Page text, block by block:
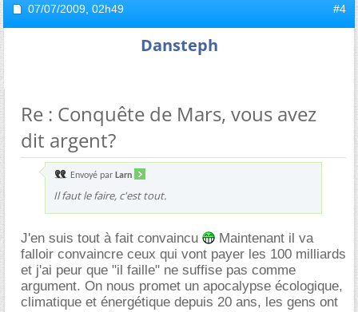
07/07/2009, 02h49 #4
Dansteph
Re : Conquête de Mars, vous avez
dit argent?
Envoyé par Larn
Il faut le faire, c'est tout.
J'en suis tout à fait convaincu
Maintenant il va
falloir convaincre ceux qui vont payer les 100 milliards
et j'ai peur que "il faille" ne suffise pas comme
argument. On nous promet un apocalypse écologique,
climatique et énergétique depuis 20 ans, les gens ont